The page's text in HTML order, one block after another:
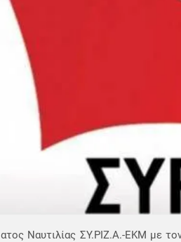
Ναυτιλίας ΣΥ.ΡΙΖ.Α.-ΕΚΜ με